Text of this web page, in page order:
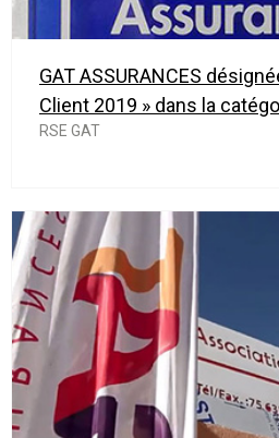
GAT ASSURANCES
Client 2019 » dans la
RSE GAT